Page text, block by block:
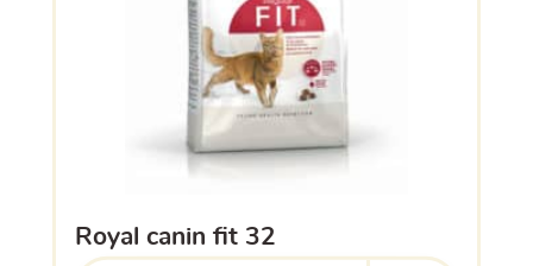
royal canin fit 32